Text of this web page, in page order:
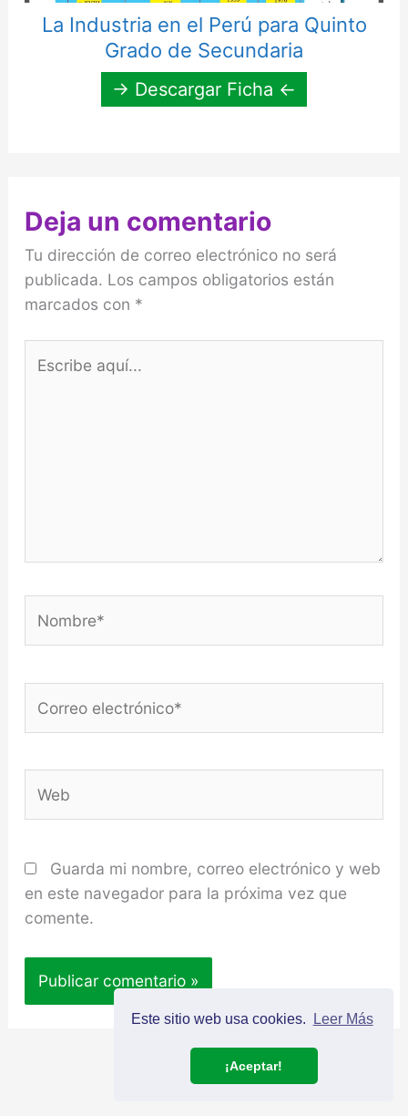
Este sitio web usa cookies. Leer Más
¡Aceptar!
La Industria en el Perú para Quinto
Grado de Secundaria
→ Descargar Ficha ←
Deja un comentario
Tu dirección de correo electrónico no será
publicada. Los campos obligatorios están
marcados con *
aquí...
electrónico*
Guarda mi nombre, correo electrónico y web
en este navegador para la próxima vez que
comente.